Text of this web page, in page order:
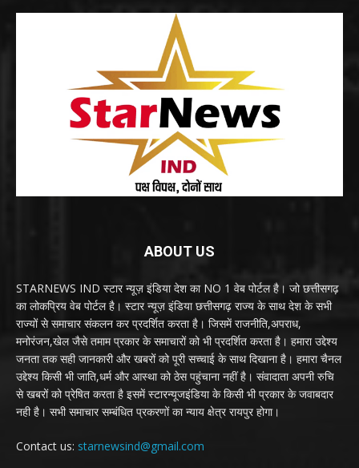
ABOUT US
STARNEWS IND स्टार न्यूज़ इंडिया देश का NO 1 वेब पोर्टल है। जो छत्तीसगढ़
का लोकप्रिय वेब पोर्टल है। स्टार न्यूज़ इंडिया छत्तीसगढ़ राज्य के साथ देश के सभी
राज्यों से समाचार संकलन कर प्रदर्शित करता है। जिसमें राजनीति,अपराध,
मनोरंजन,खेल जैसे तमाम प्रकार के समाचारों को भी प्रदर्शित करता है। हमारा उद्देश्य
जनता तक सही जानकारी और खबरों को पूरी सच्चाई के साथ दिखाना है। हमारा चैनल
उद्देश्य किसी भी जाति,धर्म और आस्था को ठेस पहुंचाना नहीं है। संवादाता अपनी रुचि
से खबरों को प्रेषित करता है इसमें स्टारन्यूजइंडिया के किसी भी प्रकार के जवाबदार
नही है। सभी समाचार सम्बंधित प्रकरणों का न्याय क्षेत्र रायपुर होगा।
Contact us: starnewsind@gmail.com